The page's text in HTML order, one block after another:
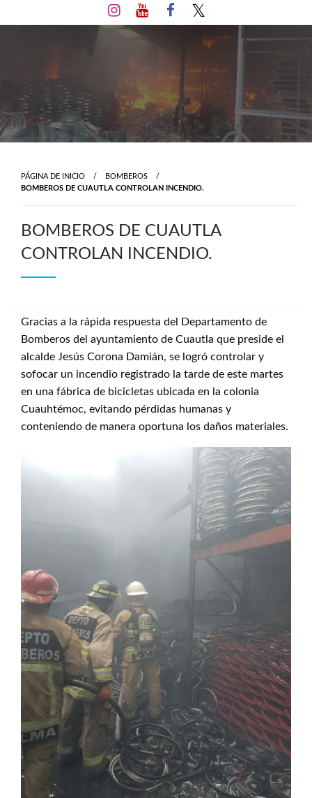
al
PÁGINA DE INICIO
BOMBEROS
BOMBEROS DE CUAUTLA CONTROLAN INCENDIO.
BOMBEROS DE CUAUTLA
CONTROLAN INCENDIO.
Gracias a la rápida respuesta del Departamento de
Bomberos del ayuntamiento de Cuautla que preside el
alcalde Jesús Corona Damián, se logró controlar y
sofocar un incendio registrado la tarde de este martes
en una fábrica de bicicletas ubicada en la colonia
Cuauhtémoc, evitando pérdidas humanas y
conteniendo de manera oportuna los daños materiales.